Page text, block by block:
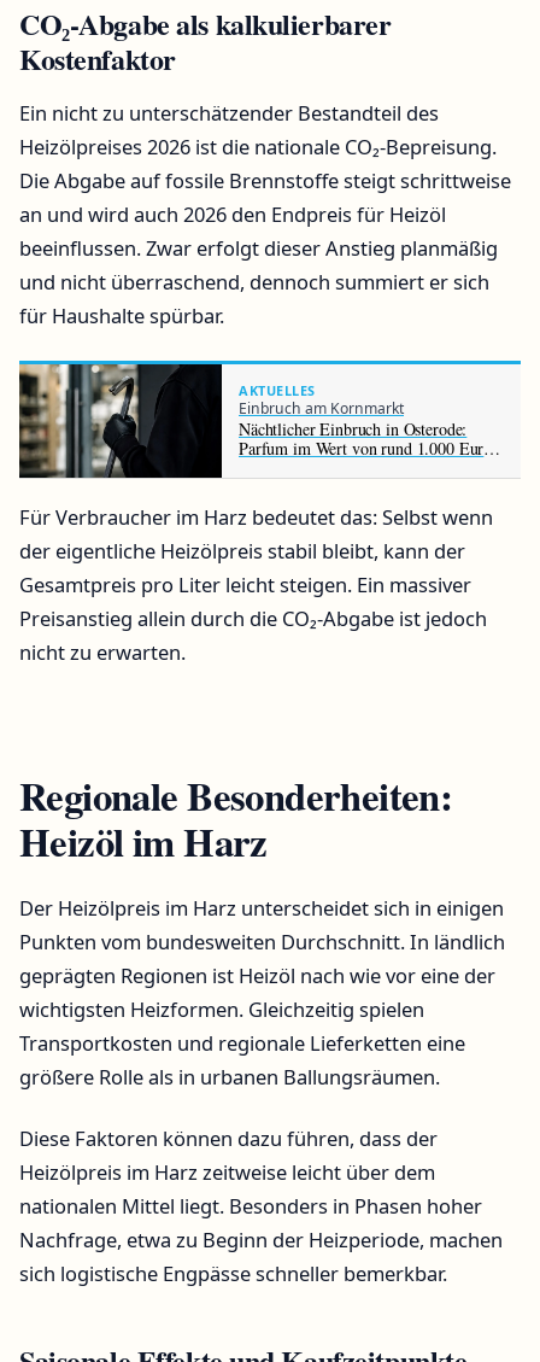
CO₂-Abgabe als kalkulierbarer
Kostenfaktor
Ein nicht zu unterschätzender Bestandteil des
Heizölpreises 2026 ist die nationale CO₂-Bepreisung.
Die Abgabe auf fossile Brennstoffe steigt schrittweise
an und wird auch 2026 den Endpreis für Heizöl
beeinflussen. Zwar erfolgt dieser Anstieg planmäßig
und nicht überraschend, dennoch summiert er sich
für Haushalte spürbar.
AKTUELLES
Einbruch am Kornmarkt
Nächtlicher Einbruch in Osterode:
Parfum im Wert von rund 1.000 Euro
Für Verbraucher im Harz bedeutet das: Selbst wenn
der eigentliche Heizölpreis stabil bleibt, kann der
Gesamtpreis pro Liter leicht steigen. Ein massiver
Preisanstieg allein durch die CO₂-Abgabe ist jedoch
nicht zu erwarten.
Regionale Besonderheiten:
Heizöl im Harz
Der Heizölpreis im Harz unterscheidet sich in einigen
Punkten vom bundesweiten Durchschnitt. In ländlich
geprägten Regionen ist Heizöl nach wie vor eine der
wichtigsten Heizformen. Gleichzeitig spielen
Transportkosten und regionale Lieferketten eine
größere Rolle als in urbanen Ballungsräumen.
Diese Faktoren können dazu führen, dass der
Heizölpreis im Harz zeitweise leicht über dem
nationalen Mittel liegt. Besonders in Phasen hoher
Nachfrage, etwa zu Beginn der Heizperiode, machen
sich logistische Engpässe schneller bemerkbar.